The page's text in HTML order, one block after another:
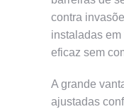
contra
instaladas
eficaz sem
A grande
ajustadas